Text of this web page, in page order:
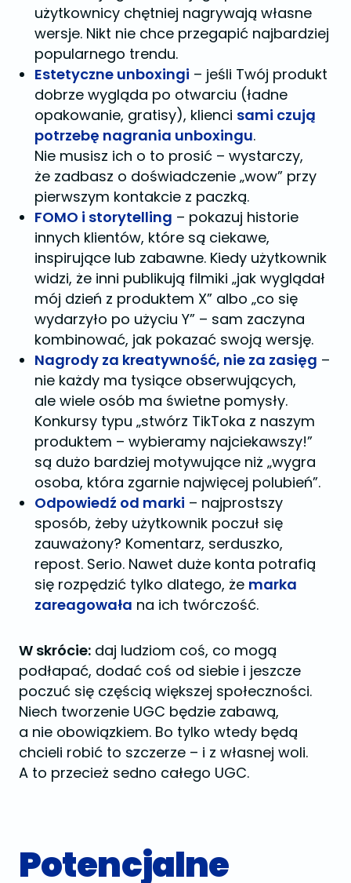
użytkownicy chętniej nagrywają własne
wersje. Nikt nie chce przegapić najbardziej
popularnego trendu.
Estetyczne unboxingi – jeśli Twój produkt
dobrze wygląda po otwarciu (ładne
opakowanie, gratisy), klienci sami czują
potrzebę nagrania unboxingu.
Nie musisz ich o to prosić – wystarczy,
że zadbasz o doświadczenie „wow” przy
pierwszym kontakcie z paczką.
FOMO i storytelling – pokazuj historie
innych klientów, które są ciekawe,
inspirujące lub zabawne. Kiedy użytkownik
widzi, że inni publikują filmiki „jak wyglądał
mój dzień z produktem X” albo „co się
wydarzyło po użyciu Y” – sam zaczyna
kombinować, jak pokazać swoją wersję.
Nagrody za kreatywność, nie za zasięg –
nie każdy ma tysiące obserwujących,
ale wiele osób ma świetne pomysły.
Konkursy typu „stwórz TikToka z naszym
produktem – wybieramy najciekawszy!”
są dużo bardziej motywujące niż „wygra
osoba, która zgarnie najwięcej polubień”.
Odpowiedź od marki – najprostszy
sposób, żeby użytkownik poczuł się
zauważony? Komentarz, serduszko,
repost. Serio. Nawet duże konta potrafią
się rozpędzić tylko dlatego, że marka
zareagowała na ich twórczość.
W skrócie: daj ludziom coś, co mogą
podłapać, dodać coś od siebie i jeszcze
poczuć się częścią większej społeczności.
Niech tworzenie UGC będzie zabawą,
a nie obowiązkiem. Bo tylko wtedy będą
chcieli robić to szczerze – i z własnej woli.
A to przecież sedno całego UGC.
Potencjalne